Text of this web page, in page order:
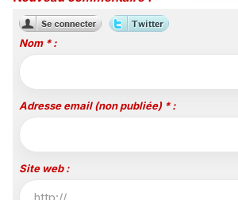
Nom * :
Adresse email (non publiée) * :
Site web :